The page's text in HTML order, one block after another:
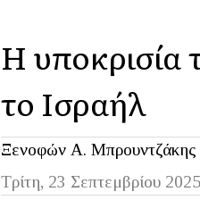
Η υποκρισία
το Ισραήλ
Ξενοφών Α. Μπρουντζάκης
Τρίτη, 23 Σεπτεμβρίου